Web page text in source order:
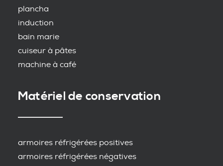
plancha
induction
bain marie
cuiseur à pâtes
machine à café
Matériel de conservation
armoires réfrigérées positives
armoires réfrigérées négatives